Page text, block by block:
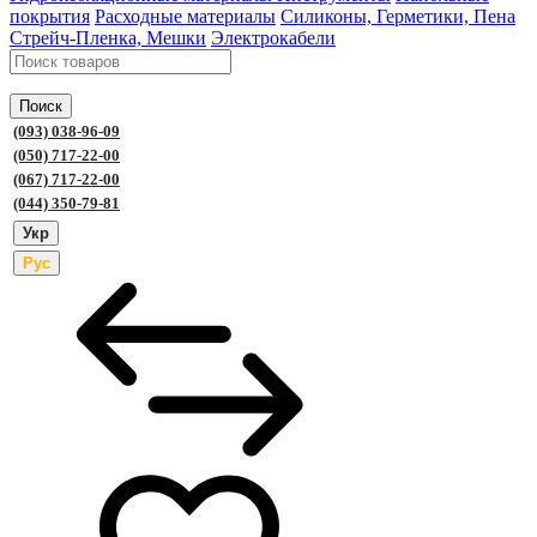
покрытия Расходные материалы Силиконы, Герметики, Пена
Стрейч-Пленка, Мешки Электрокабели
Поиск
(093) 038-96-09
(050) 717-22-00
(067) 717-22-00
(044) 350-79-81
Укр
Рус